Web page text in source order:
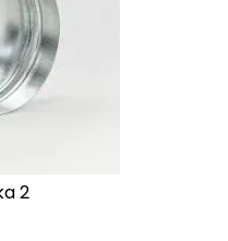
2